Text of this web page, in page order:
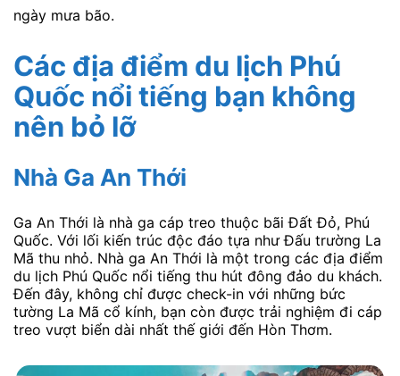
ngày mưa bão.
Các địa điểm du lịch Phú
Quốc nổi tiếng bạn không
nên bỏ lỡ
Nhà Ga An Thới
Ga An Thới là nhà ga cáp treo thuộc bãi Đất Đỏ, Phú
Quốc. Với lối kiến trúc độc đáo tựa như Đấu trường La
Mã thu nhỏ. Nhà ga An Thới là một trong các địa điểm
du lịch Phú Quốc nổi tiếng thu hút đông đảo du khách.
Đến đây, không chỉ được check-in với những bức
tường La Mã cổ kính, bạn còn được trải nghiệm đi cáp
treo vượt biển dài nhất thế giới đến Hòn Thơm.